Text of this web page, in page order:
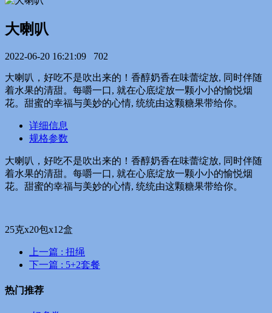
大喇叭
2022-06-20 16:21:09 702
大喇叭，好吃不是吹出来的！香醇奶香在味蕾绽放, 同时伴随
着水果的清甜。每嚼一口, 就在心底绽放一颗小小的愉悦烟
花。甜蜜的幸福与美妙的心情, 统统由这颗糖果带给你。
详细信息
规格参数
大喇叭，好吃不是吹出来的！香醇奶香在味蕾绽放, 同时伴随
着水果的清甜。每嚼一口, 就在心底绽放一颗小小的愉悦烟
花。甜蜜的幸福与美妙的心情, 统统由这颗糖果带给你。
25克x20包x12盒
上一篇 : 扭绳
下一篇 : 5+2套餐
热门推荐